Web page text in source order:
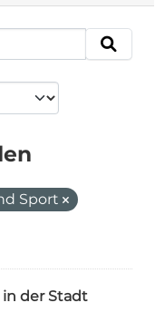
Sport
der Stadt